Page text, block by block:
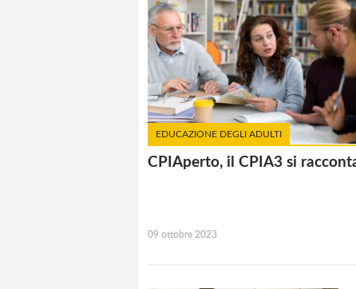
EDUCAZIONE DEGLI ADULTI
CPIAperto, il CPIA3 si
09 ottobre 2023